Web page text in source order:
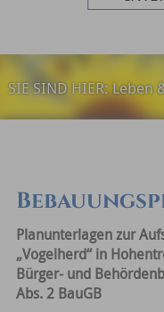
SIE SIND HIER:Leben
Planunterlagen zur
„Vogelherd“ in
Bürger- und
Abs. 2 BauGB